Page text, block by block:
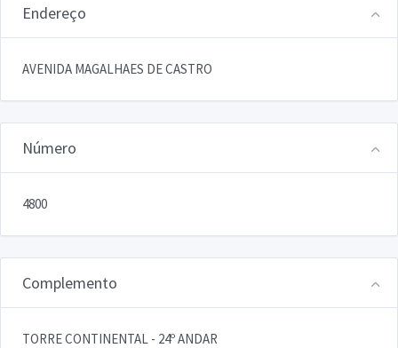
Endereço
AVENIDA MAGALHAES DE CASTRO
Número
4800
Complemento
TORRE CONTINENTAL - 24º ANDAR